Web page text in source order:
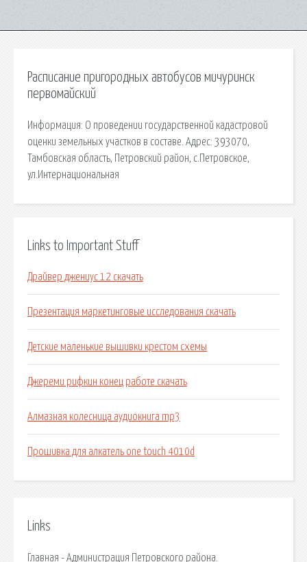
Расписание пригородных автобусов мичуринск
первомайский
Информация: О проведении государственной кадастровой
оценки земельных участков в составе. Адрес: 393070,
Тамбовская область, Петровский район, с.Петровское,
ул.Интернациональная
Links to Important Stuff
Драйвер джениус 12 скачать
Презентация маркетинговые исследования скачать
Детские маленькие вышивки крестом схемы
Джереми рифкин конец работе скачать
Алмазная колесница аудиокнига mp3
Прошивка для алкатель one touch 4010d
Links
Главная - Администрация Петровского района.